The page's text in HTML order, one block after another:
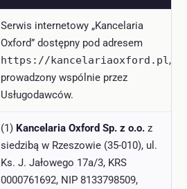
Serwis internetowy „Kancelaria
Oxford” dostępny pod adresem
https://kancelariaoxford.pl,
prowadzony wspólnie przez
Usługodawców.
(1) Kancelaria Oxford Sp. z o.o. z
siedzibą w Rzeszowie (35-010), ul.
Ks. J. Jałowego 17a/3, KRS
0000761692, NIP 8133798509,